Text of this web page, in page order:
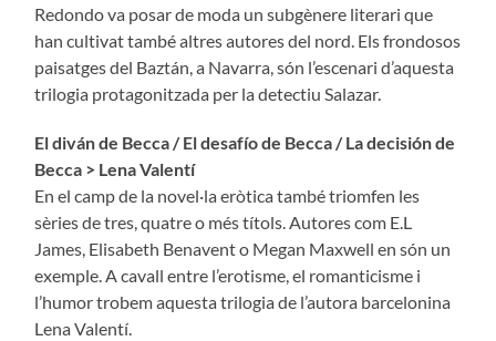
Redondo va posar de moda un subgènere literari que
han cultivat també altres autores del nord. Els frondosos
paisatges del Baztán, a Navarra, són l’escenari d’aquesta
trilogia protagonitzada per la detectiu Salazar.
El diván de Becca / El desafío de Becca / La decisión de
Becca > Lena Valentí
En el camp de la novel·la eròtica també triomfen les
sèries de tres, quatre o més títols. Autores com E.L
James, Elisabeth Benavent o Megan Maxwell en són un
exemple. A cavall entre l’erotisme, el romanticisme i
l’humor trobem aquesta trilogia de l’autora barcelonina
Lena Valentí.